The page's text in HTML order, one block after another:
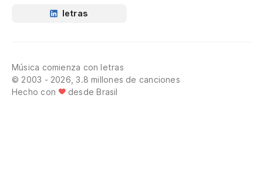
letras
Música comienza con letras
© 2003 - 2026, 3.8 millones de canciones
Hecho con
desde Brasil